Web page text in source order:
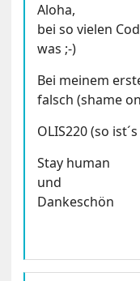
Aloha,
bei so vielen
was ;-)
Bei meinem
falsch (shame
OLIS220 (so
Stay human
und
Dankeschön